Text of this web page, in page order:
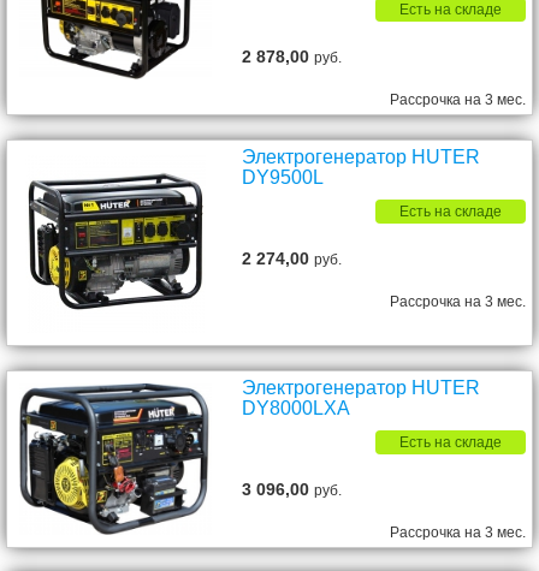
Есть на складе
2 878,00руб.
Рассрочка на 3 мес.
Электрогенератор HUTER
DY9500L
Есть на складе
2 274,00руб.
Рассрочка на 3 мес.
Электрогенератор HUTER
DY8000LXA
Есть на складе
3 096,00руб.
Рассрочка на 3 мес.